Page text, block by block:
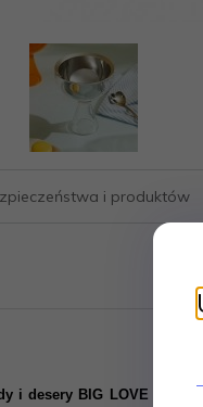
i produktów
i desery BIG LOVE to